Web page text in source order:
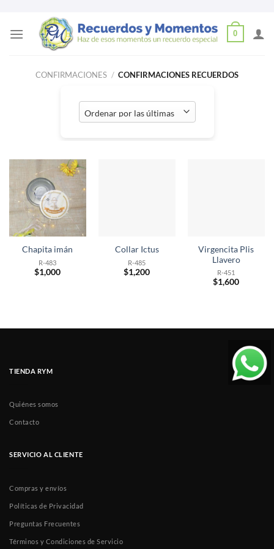
0
CONFIRMACIONES / CONFIRMACIONES RECUERDOS
Chapita imán
R-483
$1,000
Collar Ictus
R-485
$1,200
Virgencita Plis
Llavero
R-451
$1,600
TIENDA RYM
Quiénes somos
Contacto
SERVICIO AL CLIENTE
Compras y envíos
Políticas de Privacidad
Preguntas Frecuentes
Términos y Condiciones de Servicio